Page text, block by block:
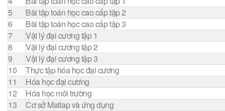
5
Bài tập toán học cao cấp tập 2
6
Bài tập toán học cao cấp tập 3
7
Vật lý đại cương tập 1
8
Vật lý đại cương tập 2
9
Vật lý đại cương tập 3
10
Thực tập hóa học đại cương
11
Hóa học đại cương
12
Hóa học môi trường
13
Cơ sở Matlap và ứng dụng